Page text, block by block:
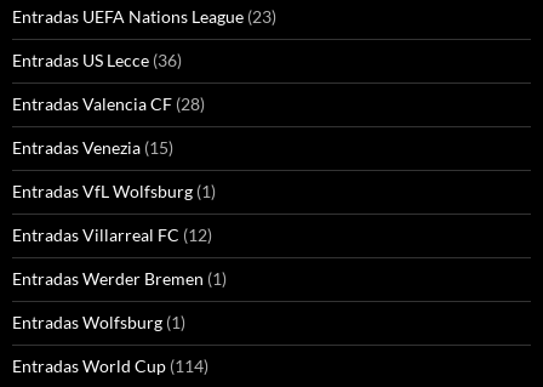
Entradas UEFA Nations League (23)
Entradas US Lecce (36)
Entradas Valencia CF (28)
Entradas Venezia (15)
Entradas VfL Wolfsburg (1)
Entradas Villarreal FC (12)
Entradas Werder Bremen (1)
Entradas Wolfsburg (1)
Entradas World Cup (114)